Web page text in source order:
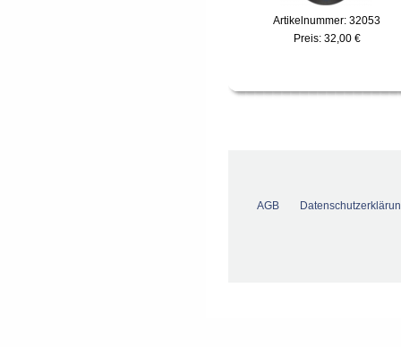
Artikelnummer: 32053
Preis: 32,00 €
AGB